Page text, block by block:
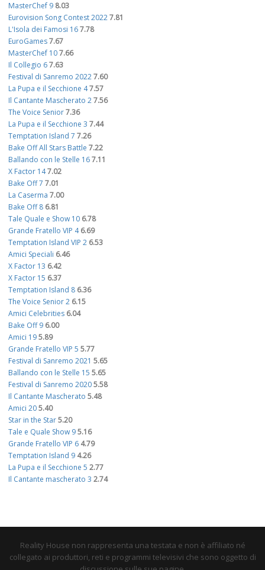
MasterChef 9 8.03
Eurovision Song Contest 20227.81
L'Isola dei Famosi 167.78
EuroGames7.67
MasterChef 107.66
Il Collegio 67.63
Festival di Sanremo 20227.60
La Pupa e il Secchione 47.57
Il Cantante Mascherato 27.56
The Voice Senior7.36
La Pupa e il Secchione 3 7.44
Temptation Island 7 7.26
Bake Off All Stars Battle 7.22
Ballando con le Stelle 167.11
X Factor 147.02
Bake Off 7 7.01
La Caserma 7.00
Bake Off 8 6.81
Tale Quale e Show 10 6.78
Grande Fratello VIP 4 6.69
Temptation Island VIP 2 6.53
Amici Speciali 6.46
X Factor 13 6.42
X Factor 15 6.37
Temptation Island 8 6.36
The Voice Senior 2 6.15
Amici Celebrities 6.04
Bake Off 9 6.00
Amici 195.89
Grande Fratello VIP 5 5.77
Festival di Sanremo 2021 5.65
Ballando con le Stelle 15 5.65
Festival di Sanremo 20205.58
Il Cantante Mascherato 5.48
Amici 205.40
Star in the Star5.20
Tale e Quale Show 95.16
Grande Fratello VIP 6 4.79
Temptation Island 9 4.26
La Pupa e il Secchione 5 2.77
Il Cantante mascherato 3 2.74
Reality House non rappresenta una testata e non è affiliato né
collegato ai produttori, reti e programmi televisivi che sono oggetto di